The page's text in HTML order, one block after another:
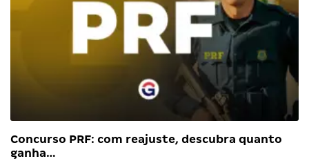
Concurso PRF: com reajuste, descubra quanto
ganha…